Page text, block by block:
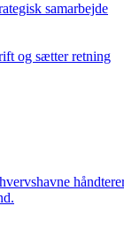
samarbejde
og sætter retning